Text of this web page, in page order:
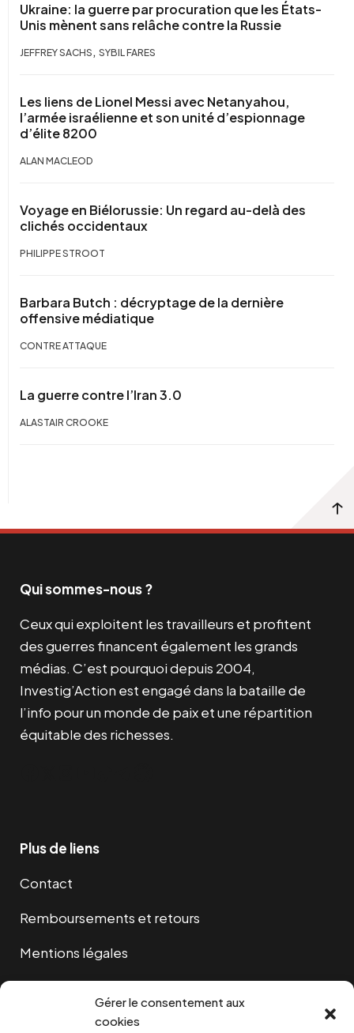
Gérer le consentement aux
cookies
Ukraine: la guerre par procuration que les États-
Unis mènent sans relâche contre la Russie
JEFFREY SACHS, SYBIL FARES
Les liens de Lionel Messi avec Netanyahou,
l’armée israélienne et son unité d’espionnage
d’élite 8200
ALAN MACLEOD
Voyage en Biélorussie: Un regard au-delà des
clichés occidentaux
PHILIPPE STROOT
Barbara Butch : décryptage de la dernière
offensive médiatique
CONTRE ATTAQUE
La guerre contre l’Iran 3.0
ALASTAIR CROOKE
Qui sommes-nous ?
Ceux qui exploitent les travailleurs et profitent
des guerres financent également les grands
médias. C’est pourquoi depuis 2004,
Investig’Action est engagé dans la bataille de
l’info pour un monde de paix et une répartition
équitable des richesses.
Plus de liens
Contact
Remboursements et retours
Mentions légales